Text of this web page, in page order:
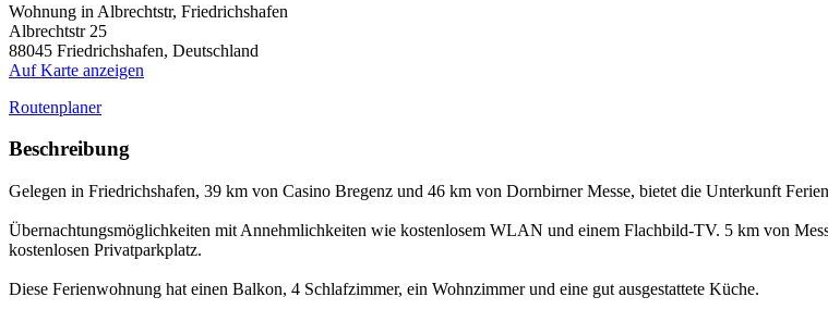
Wohnung in Albrechtstr, Friedrichshafen
Albrechtstr 25
88045 Friedrichshafen, Deutschland
Auf Karte anzeigen
Routenplaner
Beschreibung
Gelegen in Friedrichshafen, 39 km von Casino Bregenz und 46 km von Dornbirner Messe, bietet die Unterkunft
Übernachtungsmöglichkeiten mit Annehmlichkeiten wie kostenlosem WLAN und einem Flachbild-TV. 5 km von
kostenlosen Privatparkplatz.
Diese Ferienwohnung hat einen Balkon, 4 Schlafzimmer, ein Wohnzimmer und eine gut ausgestattete Küche.